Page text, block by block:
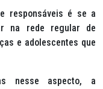
responsáveis é se a
na rede regular de
e adolescentes que
nesse aspecto, a